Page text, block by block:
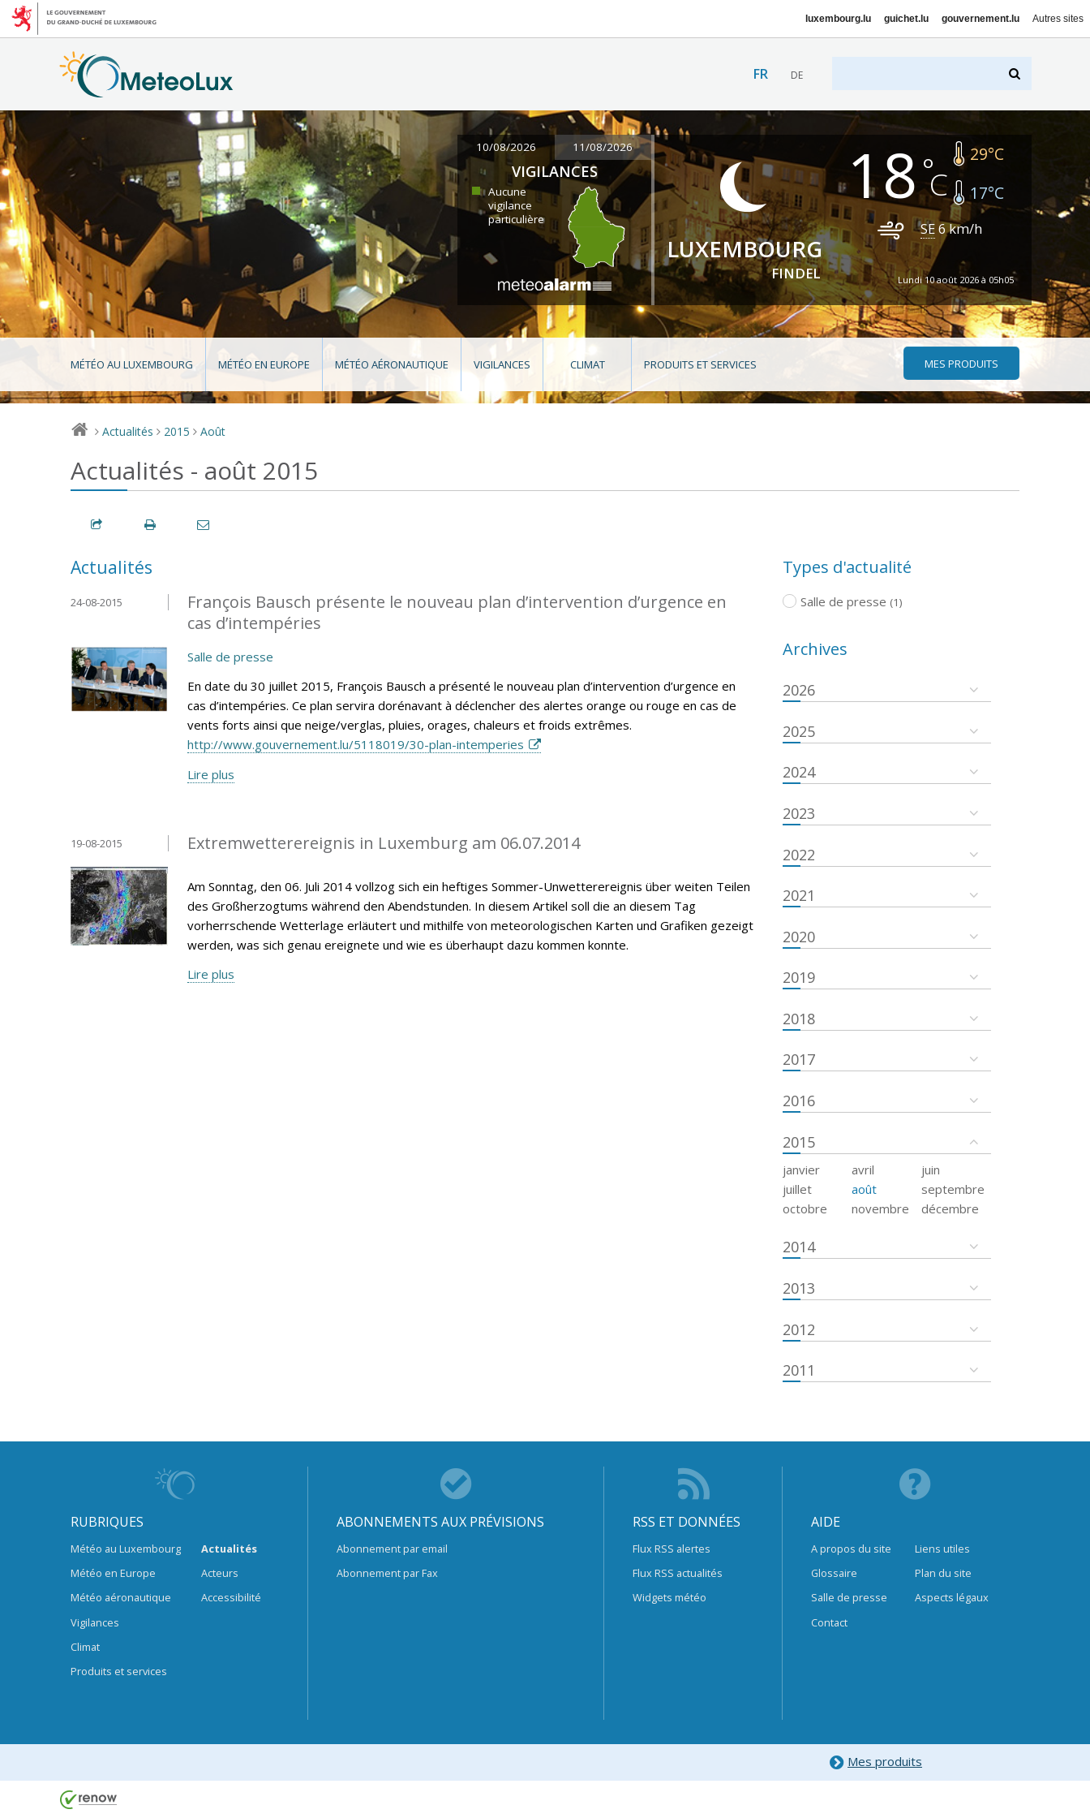
luxembourg.lu guichet.lu gouvernement.lu Autres sites
FR DE
10/08/2026 11/08/2026
VIGILANCES
Aucune
vigilance
particulière
LUXEMBOURG
FINDEL
18 29°C
17°C
SE6km/h
Lundi 10 août 2026 à 05h05
MÉTÉO AU LUXEMBOURG MÉTÉO EN EUROPE MÉTÉO AÉRONAUTIQUE VIGILANCES CLIMAT PRODUITS ET SERVICES MES PRODUITS
> Actualités > 2015 > Août
Actualités - août 2015
Actualités
François Bausch présente le nouveau plan d’intervention d’urgence en
cas d’intempéries
24-08-2015
Salle de presse
En date du 30 juillet 2015, François Bausch a présenté le nouveau plan d’intervention d’urgence en
cas d’intempéries. Ce plan servira dorénavant à déclencher des alertes orange ou rouge en cas de
vents forts ainsi que neige/verglas, pluies, orages, chaleurs et froids extrêmes.
http://www.gouvernement.lu/5118019/30-plan-intemperies
Lire plus
Extremwetterereignis in Luxemburg am 06.07.2014
19-08-2015
Am Sonntag, den 06. Juli 2014 vollzog sich ein heftiges Sommer-Unwetterereignis über weiten Teilen
des Großherzogtums während den Abendstunden. In diesem Artikel soll die an diesem Tag
vorherrschende Wetterlage erläutert und mithilfe von meteorologischen Karten und Grafiken gezeigt
werden, was sich genau ereignete und wie es überhaupt dazu kommen konnte.
Lire plus
Types d'actualité
Salle de presse (1)
Archives
2026
2025
2024
2023
2022
2021
2020
2019
2018
2017
2016
2015
janvier avril
juin
juillet
août
septembre
octobre
novembre décembre
2014
2013
2012
2011
RUBRIQUES
Météo au Luxembourg
Météo en Europe
Météo aéronautique
Vigilances
Climat
Produits et services
Actualités
Acteurs
Accessibilité
ABONNEMENTS AUX PRÉVISIONS
Abonnement par email
Abonnement par Fax
RSS ET DONNÉES
Flux RSS alertes
Flux RSS actualités
Widgets météo
AIDE
A propos du site
Glossaire
Salle de presse
Contact
Liens utiles
Plan du site
Aspects légaux
Mes produits